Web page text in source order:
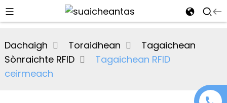
Dachaigh Toraidhean
Tagaichean
Sònraichte RFID
Tagaichean RFID
ceirmeach